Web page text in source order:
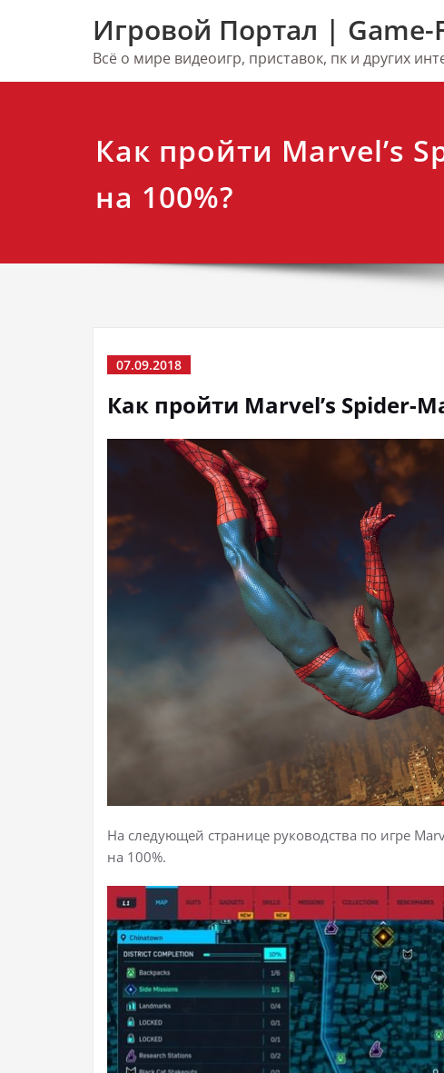
Игровой Портал | Game-
Всё о мире видеоигр, приставок, пк и других
Как пройти Marvel’s
на 100%?
07.09.2018
Как пройти Marvel’s Spider-
На следующей странице руководства по игре
на 100%.